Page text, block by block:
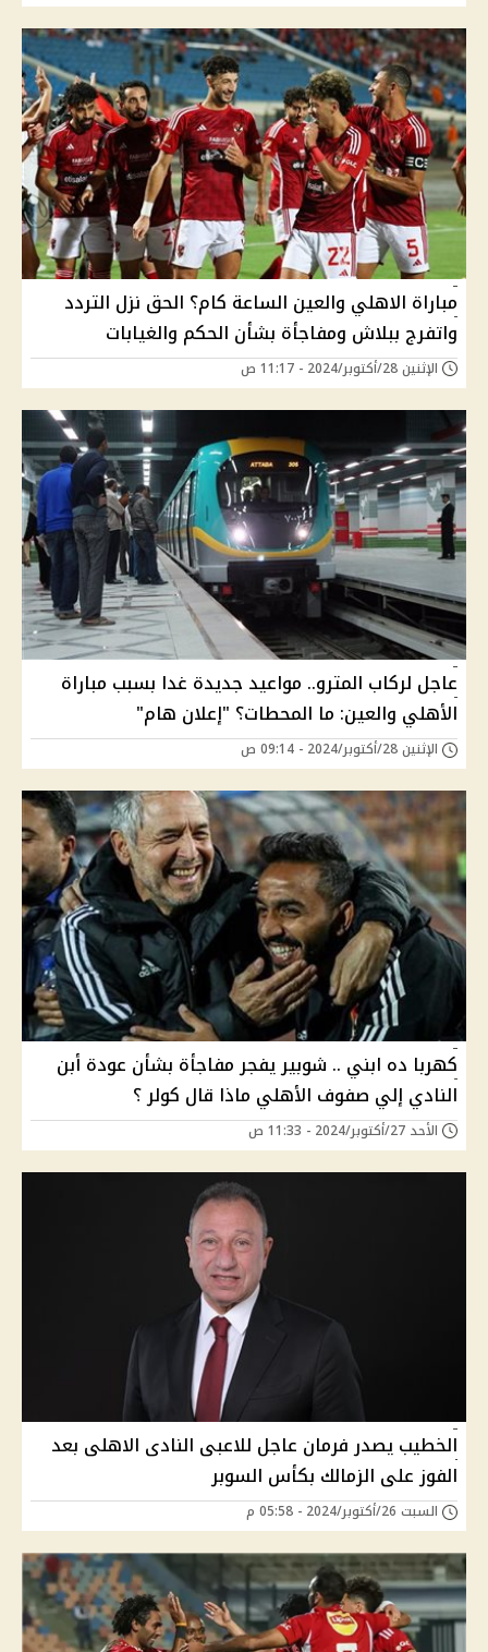
مباراة الاهلي والعين الساعة كام؟ الحق نزل التردد
واتفرج ببلاش ومفاجأة بشأن الحكم والغيابات
الإثنين 28/أكتوبر/2024 - 11:17 ص
عاجل لركاب المترو.. مواعيد جديدة غدا بسبب مباراة
الأهلي والعين: ما المحطات؟ "إعلان هام"
الإثنين 28/أكتوبر/2024 - 09:14 ص
كهربا ده ابني .. شوبير يفجر مفاجأة بشأن عودة أبن
النادي إلي صفوف الأهلي ماذا قال كولر ؟
الأحد 27/أكتوبر/2024 - 11:33 ص
الخطيب يصدر فرمان عاجل للاعبى النادى الاهلى بعد
الفوز على الزمالك بكأس السوبر
السبت 26/أكتوبر/2024 - 05:58 م